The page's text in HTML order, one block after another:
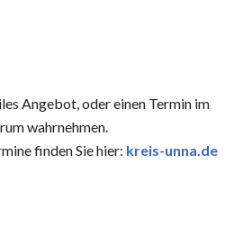
Angebot, oder einen Termin im
wahrnehmen.
finden Sie hier: kreis-unna.de